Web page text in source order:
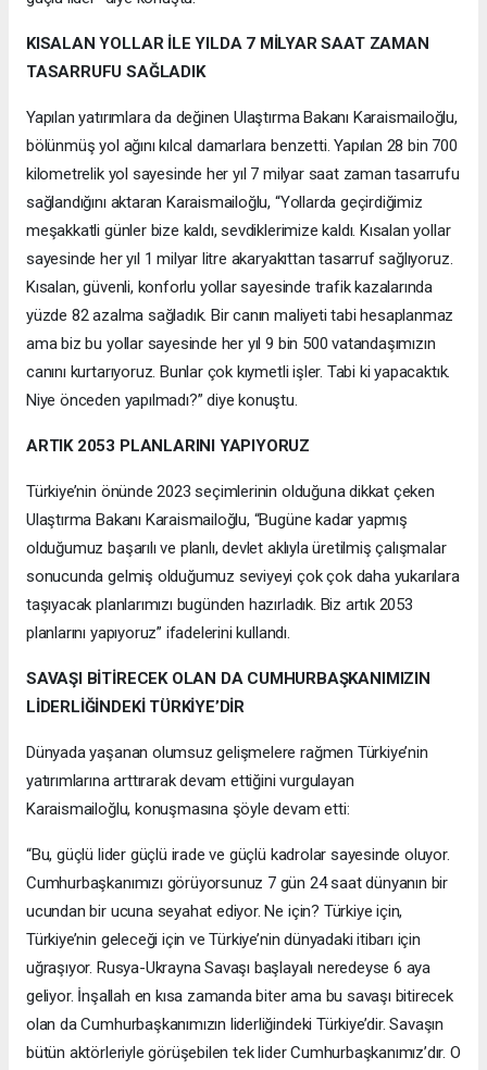
KISALAN YOLLAR İLE YILDA 7 MİLYAR SAAT ZAMAN
TASARRUFU SAĞLADIK
Yapılan yatırımlara da değinen Ulaştırma Bakanı Karaismailoğlu,
bölünmüş yol ağını kılcal damarlara benzetti. Yapılan 28 bin 700
kilometrelik yol sayesinde her yıl 7 milyar saat zaman tasarrufu
sağlandığını aktaran Karaismailoğlu, “Yollarda geçirdiğimiz
meşakkatli günler bize kaldı, sevdiklerimize kaldı. Kısalan yollar
sayesinde her yıl 1 milyar litre akaryakıttan tasarruf sağlıyoruz.
Kısalan, güvenli, konforlu yollar sayesinde trafik kazalarında
yüzde 82 azalma sağladık. Bir canın maliyeti tabi hesaplanmaz
ama biz bu yollar sayesinde her yıl 9 bin 500 vatandaşımızın
canını kurtarıyoruz. Bunlar çok kıymetli işler. Tabi ki yapacaktık.
Niye önceden yapılmadı?” diye konuştu.
ARTIK 2053 PLANLARINI YAPIYORUZ
Türkiye’nin önünde 2023 seçimlerinin olduğuna dikkat çeken
Ulaştırma Bakanı Karaismailoğlu, “Bugüne kadar yapmış
olduğumuz başarılı ve planlı, devlet aklıyla üretilmiş çalışmalar
sonucunda gelmiş olduğumuz seviyeyi çok çok daha yukarılara
taşıyacak planlarımızı bugünden hazırladık. Biz artık 2053
planlarını yapıyoruz” ifadelerini kullandı.
SAVAŞI BİTİRECEK OLAN DA CUMHURBAŞKANIMIZIN
LİDERLİĞİNDEKİ TÜRKİYE’DİR
Dünyada yaşanan olumsuz gelişmelere rağmen Türkiye’nin
yatırımlarına arttırarak devam ettiğini vurgulayan
Karaismailoğlu, konuşmasına şöyle devam etti:
“Bu, güçlü lider güçlü irade ve güçlü kadrolar sayesinde oluyor.
Cumhurbaşkanımızı görüyorsunuz 7 gün 24 saat dünyanın bir
ucundan bir ucuna seyahat ediyor. Ne için? Türkiye için,
Türkiye’nin geleceği için ve Türkiye’nin dünyadaki itibarı için
uğraşıyor. Rusya-Ukrayna Savaşı başlayalı neredeyse 6 aya
geliyor. İnşallah en kısa zamanda biter ama bu savaşı bitirecek
olan da Cumhurbaşkanımızın liderliğindeki Türkiye’dir. Savaşın
bütün aktörleriyle görüşebilen tek lider Cumhurbaşkanımız’dır. O